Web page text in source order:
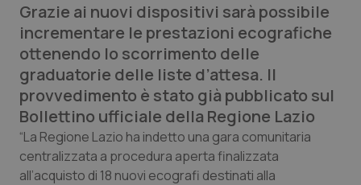
Lettere al direttore
Edizioni Regionali
QS Pro
Professionisti Sanitari.AI
Grazie ai nuovi dispositivi sarà possibile
incrementare le prestazioni ecografiche
ottenendo lo scorrimento delle
graduatorie delle liste d’attesa. Il
provvedimento è stato già pubblicato sul
Bollettino ufficiale della Regione Lazio
“La Regione Lazio ha indetto una gara comunitaria
centralizzata a procedura aperta finalizzata
all’acquisto di 18 nuovi ecografi destinati alla